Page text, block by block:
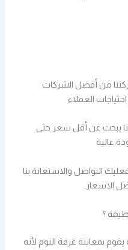
من أفضل الشركات
العملاء
منا يبحث عن أقل سعر حتى
عالية
التواصل والاستعانة بنا
الاسعار.
؟
بمعاينة غرفة النوم لأنه